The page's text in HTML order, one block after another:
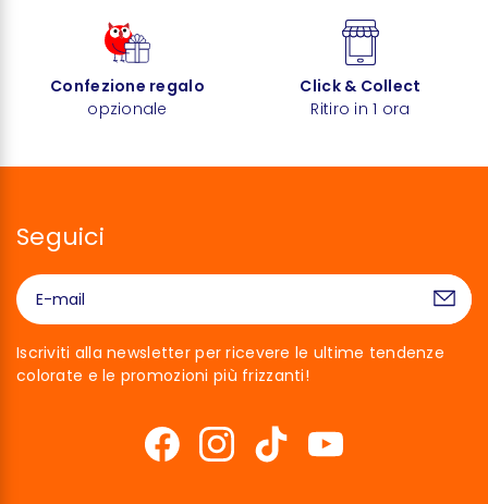
Confezione regalo
opzionale
Click & Collect
Ritiro in 1 ora
Seguici
Iscriviti alla newsletter per ricevere le ultime tendenze
colorate e le promozioni più frizzanti!